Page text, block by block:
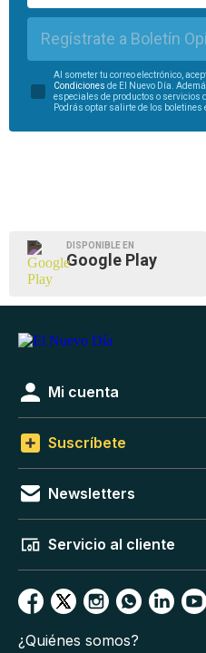
Regístrate a Boletín
Al someter tu correo electrónico,
Condiciones de El Nuevo Día.
especiales de productos o servicios
Podrás optar salirte de los boletines
DISPONIBLE EN
Google Play
Mi cuenta
Suscríbete
Newsletters
Servicio al cliente
¿Quiénes somos?